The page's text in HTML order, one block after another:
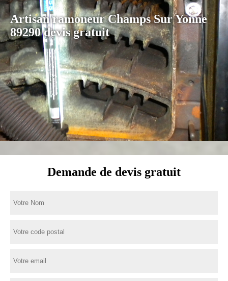
Artisan ramoneur Champs Sur Yonne
89290 devis gratuit
Demande de devis gratuit